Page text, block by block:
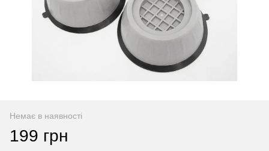
Немає в наявності
199 грн